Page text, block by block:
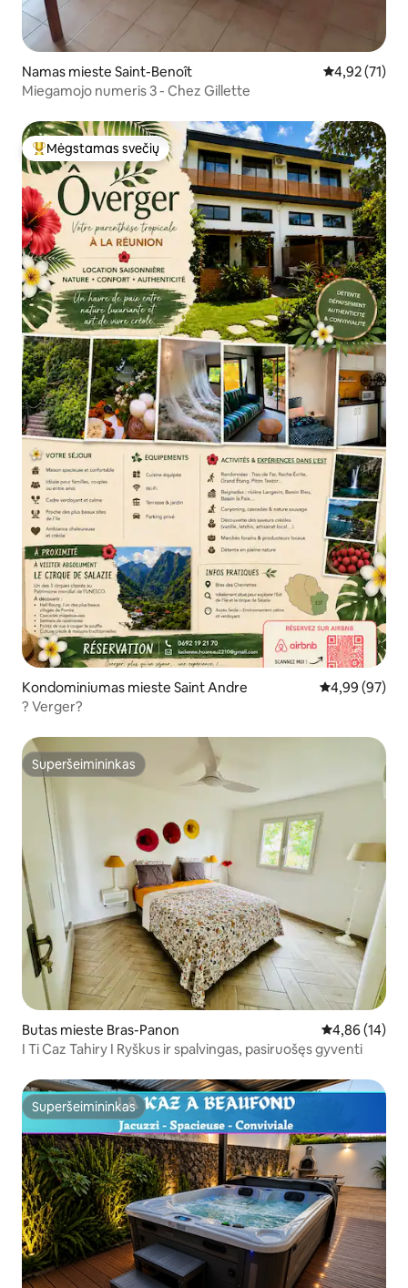
Namas mieste Saint-Benoît Vidutinis
4,92 (71)
Miegamojo numeris 3 - Chez Gillette
Svečių mėgstamiausias
Mėgstamas svečių
Kondominiumas mieste Saint Andre Vidutinis
4,99 (97)
? Verger?
Superšeimininkas
Superšeimininkas
Butas mieste Bras-Panon Vidutinis
4,86 (14)
I Ti Caz Tahiry I Ryškus ir spalvingas, pasiruošęs gyventi
Superšeimininkas
Superšeimininkas